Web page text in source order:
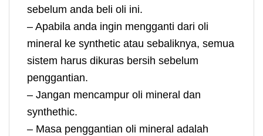
sebelum anda beli oli ini.
– Apabila anda ingin mengganti dari oli
mineral ke synthetic atau sebaliknya, semua
sistem harus dikuras bersih sebelum
penggantian.
– Jangan mencampur oli mineral dan
synthethic.
– Masa penggantian oli mineral adalah